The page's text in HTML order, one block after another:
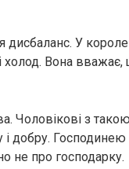
У
холод. Вона вважає,
Чоловікові з
добру. Господинею
не про господарку.